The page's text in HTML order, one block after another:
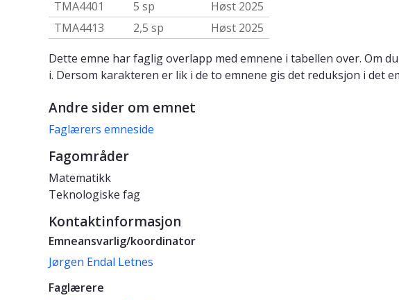
TMA4401
5 sp
Høst 2025
TMA4413
2,5 sp
Høst 2025
Dette emne har faglig overlapp med emnene i tabellen over. Om
i. Dersom karakteren er lik i de to emnene gis det reduksjon i det
Andre sider om emnet
Faglærers emneside
Fagområder
Matematikk
Teknologiske fag
Kontaktinformasjon
Emneansvarlig/koordinator
Jørgen Endal Letnes
Faglærere